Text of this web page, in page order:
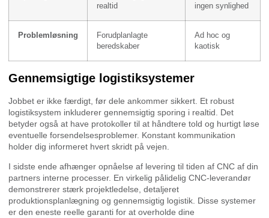
realtid
ingen synlighed
Problemløsning
Forudplanlagte
beredskaber
Ad hoc og
kaotisk
Gennemsigtige logistiksystemer
Jobbet er ikke færdigt, før dele ankommer sikkert. Et robust
logistiksystem inkluderer gennemsigtig sporing i realtid. Det
betyder også at have protokoller til at håndtere told og hurtigt løse
eventuelle forsendelsesproblemer. Konstant kommunikation
holder dig informeret hvert skridt på vejen.
I sidste ende afhænger opnåelse af levering til tiden af CNC af din
partners interne processer. En virkelig pålidelig CNC-leverandør
demonstrerer stærk projektledelse, detaljeret
produktionsplanlægning og gennemsigtig logistik. Disse systemer
er den eneste reelle garanti for at overholde dine